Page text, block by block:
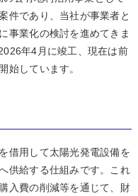
件であり、当社が事業者と
事業化の検討を進めてきま
年4月に竣工、現在は前
始しています。
借用して太陽光発電設備を
供給する仕組みです。これ
入費の削減等を通じて、財